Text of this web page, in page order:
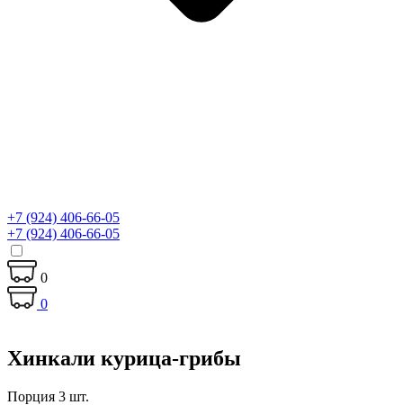
+7 (924) 406-66-05
+7 (924) 406-66-05
0
0
Хинкали курица-грибы
Порция 3 шт.